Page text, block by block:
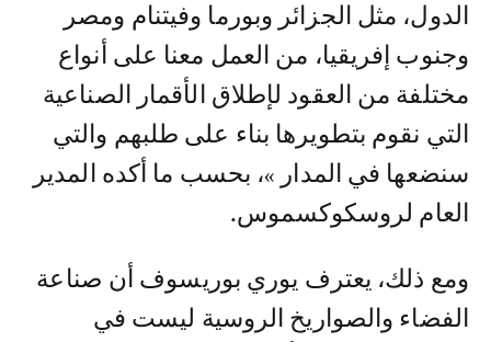
الدول، مثل الجزائر وبورما وفيتنام ومصر
وجنوب إفريقيا، من العمل معنا على أنواع
مختلفة من العقود لإطلاق الأقمار الصناعية
التي نقوم بتطويرها بناء على طلبهم والتي
سنضعها في المدار »، بحسب ما أكده المدير
العام لروسكوكسموس.
ومع ذلك، يعترف يوري بوريسوف أن صناعة
الفضاء والصواريخ الروسية ليست في